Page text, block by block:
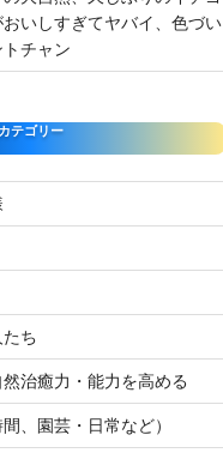
いしすぎてヤバイ、色づい
チャン
カテゴリー
ち
治癒力・能力を高める
、園芸・日常など）